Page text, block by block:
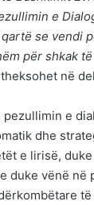
e
se vendi
për shkak
theksohet në
pezullimin e
dhe
e lirisë,
duke vënë në